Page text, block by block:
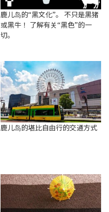
鹿儿岛的“黑文化”。 不只是黑猪
或黑牛！ 了解有关“黑色”的一
切。
鹿儿岛的堪比自由行的交通方式